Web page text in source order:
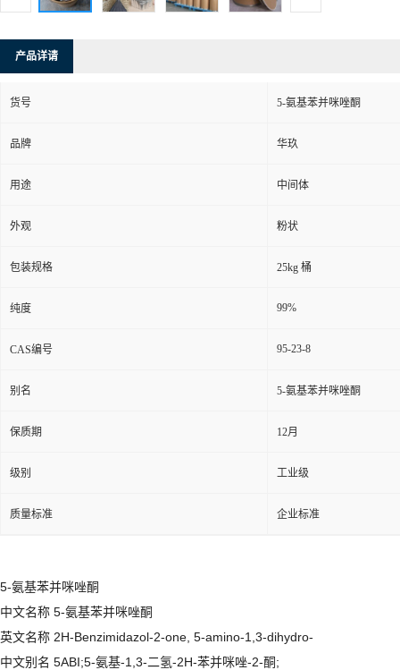
产品详请
货号 5-氨基苯并咪唑酮
品牌 华玖
用途 中间体
外观 粉状
包装规格 25kg 桶
纯度 99%
CAS编号 95-23-8
别名 5-氨基苯并咪唑酮
保质期 12月
级别 工业级
质量标准 企业标准
5-氨基苯并咪唑酮
中文名称 5-氨基苯并咪唑酮
英文名称 2H-Benzimidazol-2-one, 5-amino-1,3-dihydro-
中文别名 5ABI;5-氨基-1,3-二氢-2H-苯并咪唑-2-酮;